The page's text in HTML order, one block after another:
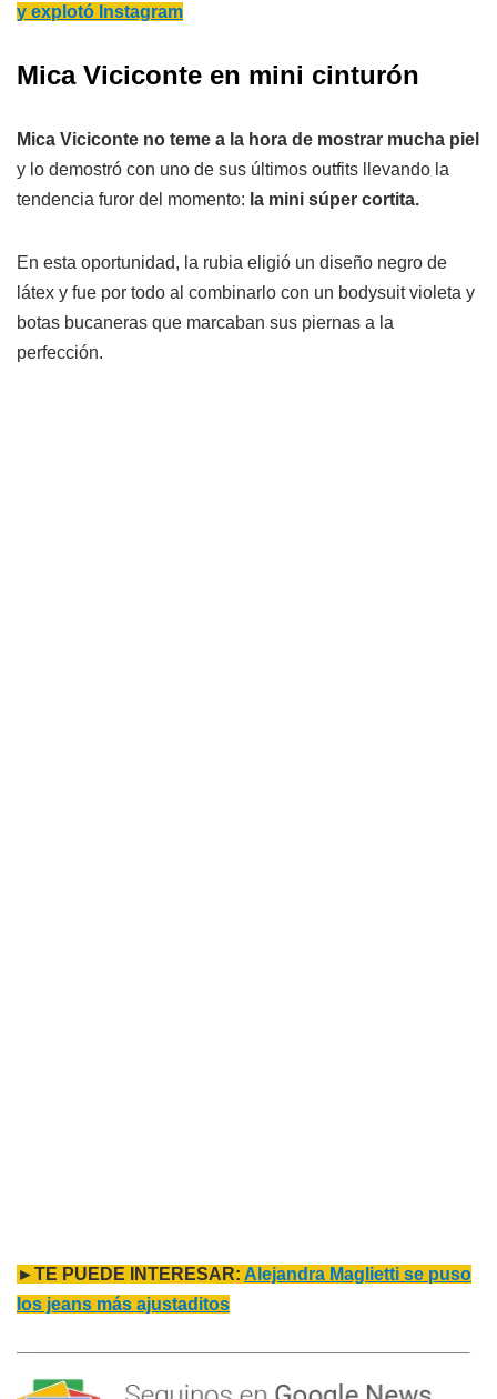
y explotó Instagram
Mica Viciconte en mini cinturón
Mica Viciconte no teme a la hora de mostrar mucha piel
y lo demostró con uno de sus últimos outfits llevando la
tendencia furor del momento: la mini súper cortita.
En esta oportunidad, la rubia eligió un diseño negro de
látex y fue por todo al combinarlo con un bodysuit violeta y
botas bucaneras que marcaban sus piernas a la
perfección.
►TE PUEDE INTERESAR: Alejandra Maglietti se puso
los jeans más ajustaditos